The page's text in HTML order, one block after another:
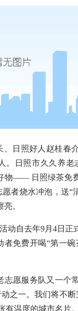
日照好人赵桂春
。日照市久久养老
物—— 日照绿茶免
者烧水冲泡，送“
。
自去年9月4日正
免费开喝“第一
愿服务队又一个
之一。我们将不断
有温度的城市名片